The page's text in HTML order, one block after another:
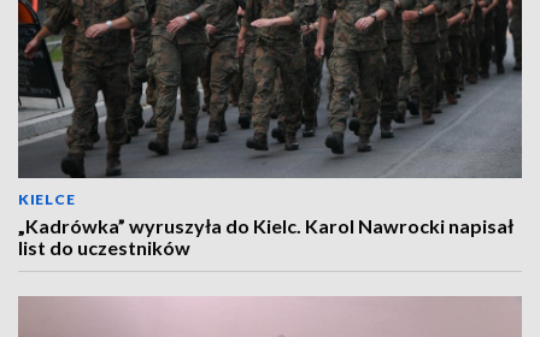
KIELCE
„Kadrówka” wyruszyła do Kielc. Karol Nawrocki napisał
list do uczestników